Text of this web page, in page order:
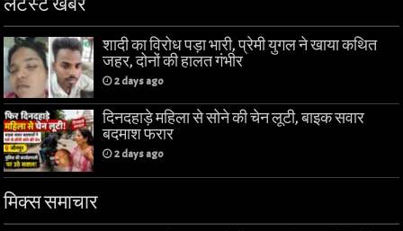
लेटेस्ट खबर
शादी का विरोध पड़ा भारी, प्रेमी युगल ने खाया कथित
जहर, दोनों की हालत गंभीर
2 days ago
दिनदहाड़े महिला से सोने की चेन लूटी, बाइक सवार
बदमाश फरार
2 days ago
मिक्स समाचार